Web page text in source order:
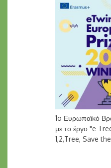
1o Ευρωπαϊκό
με το έργο "e
1,2,Tree, Save